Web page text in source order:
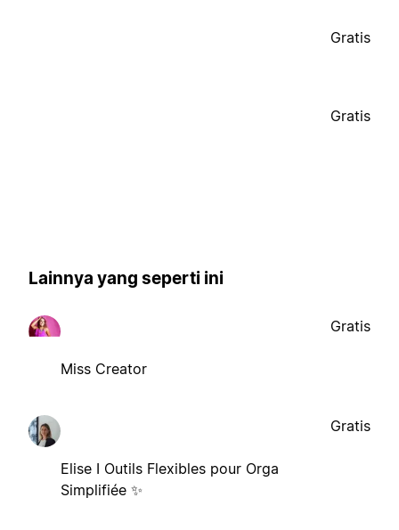
Gratis
Gratis
Lainnya yang seperti ini
Miss Creator
Gratis
Elise I Outils Flexibles pour Orga
Simplifiée ✨
Gratis